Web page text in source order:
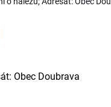
Obec Doubrava